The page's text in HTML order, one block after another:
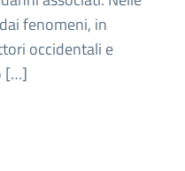
fenomeni, in
occidentali e
[…]